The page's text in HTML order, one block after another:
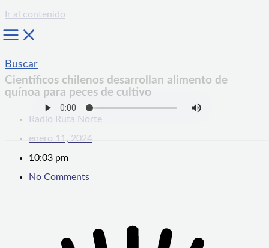
Ir al contenido
Buscar
Científicos chilenos desarrollan alimento de
quínoa para peces de cultivo
Radio Ruta Norte
enero 11, 2024
10:03 pm
No Comments